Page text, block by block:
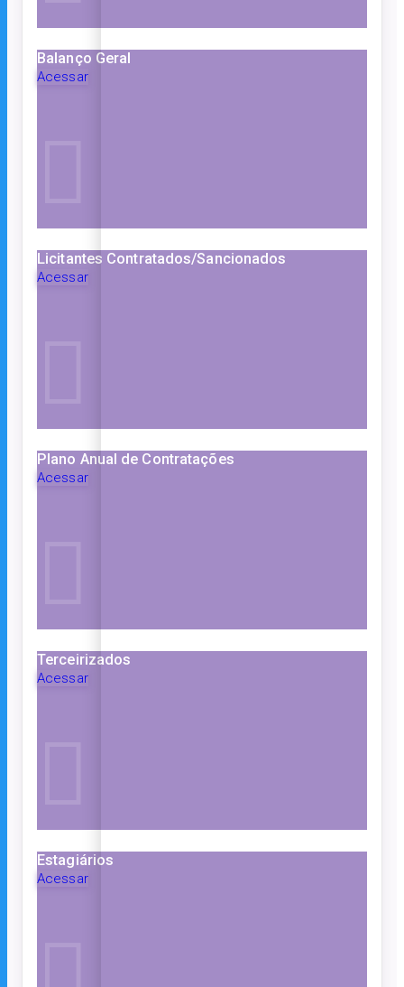
Balanço Geral
Acessar
Licitantes Contratados/Sancionados
Acessar
Plano Anual de Contratações
Acessar
Terceirizados
Acessar
Estagiários
Acessar